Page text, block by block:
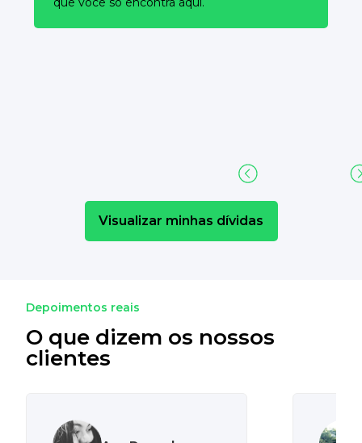
Visualizar minhas dívidas
Depoimentos reais
O que dizem os nossos
clientes